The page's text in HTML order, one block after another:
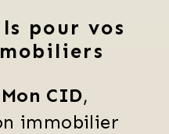
pour vos
Mon CID,
immobilier